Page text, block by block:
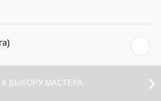
К ВЫБОРУ МАСТЕРА